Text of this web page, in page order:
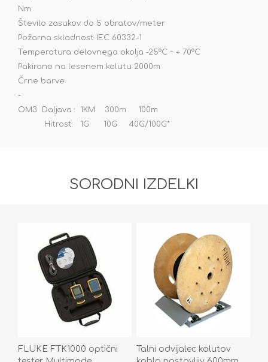
Nm
Število zasukov do 5 obratov/meter
Požarna skladnost IEC 60332-1
Temperatura delovnega okolja -25°C ~ + 70°C
Pakirano na lesenem kolutu 2000m
Črne barve
-
OM3 Daljava : 1KM 300m 100m
Hitrost: 1G 10G 40G/100G*
SORODNI IZDELKI
FLUKE FTK1000 optični
Talni odvijalec kolutov